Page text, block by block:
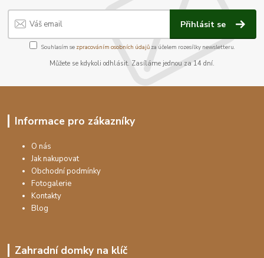
Přihlásit se
Souhlasím se zpracováním osobních údajůza účelem rozesílky newsletteru.
Můžete se kdykoli odhlásit. Zasíláme jednou za 14 dní.
Informace pro zákazníky
O nás
Jak nakupovat
Obchodní podmínky
Fotogalerie
Kontakty
Blog
Zahradní domky na klíč